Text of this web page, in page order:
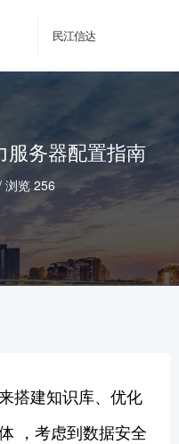
民江信达
服务器配置指南
浏览 256
搭建知识库、优化
，考虑到数据安全